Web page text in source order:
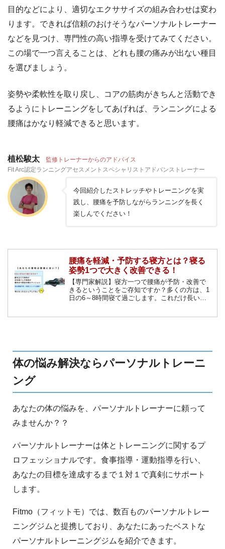
目的などにより、適切なエクササイズの組み合わせは変わ
ります。できれば信頼のおけそうなパーソナルトレーナー
などを見つけ、専門性の高い指導を受けてみてください。
この場で一つ言えることは、どれも腰の痛みが出ない種目
を選びましょう。
姿勢や柔軟性を取り戻し、コアの筋肉がきちんと活動でき
るようにトレーニングをしてあげれば、ランニングによる
腰痛はかなり軽減できると思います。
植松駿太 監修トレーナーからのアドバイス
Fit Arc認定ランニングアセスメントスペシャリストアドバンストレーナー
今回紹介したストレッチやトレーニングを実
践し、腰痛を予防しながらランニングを長く
楽しんでください！
腰痛を軽減・予防する寝方とは？寝る
姿勢1つで大きく改善できる！
【専門家解説】寝方一つで腰痛が予防・改善で
きるということをご存知ですか？多くの方は、1
日の6～8時間寝て過ごします。これだけ長い時
体の悩み解決ならパーソナルトレーニ
ング
あなたの体の悩みを、パーソナルトレーナーに頼って
みませんか？？
パーソナルトレーナーは体とトレーニングに関するプ
ロフェッショナルです。食事指導・運動指導を行い、
あなたの目標を達成するまで１対１で真剣にサポート
します。
Fitmo（フィットモ）では、数百ものパーソナルトレー
ニングジムと提携しており、あなたにあったベストな
パーソナルトレーニングジムを紹介できます。